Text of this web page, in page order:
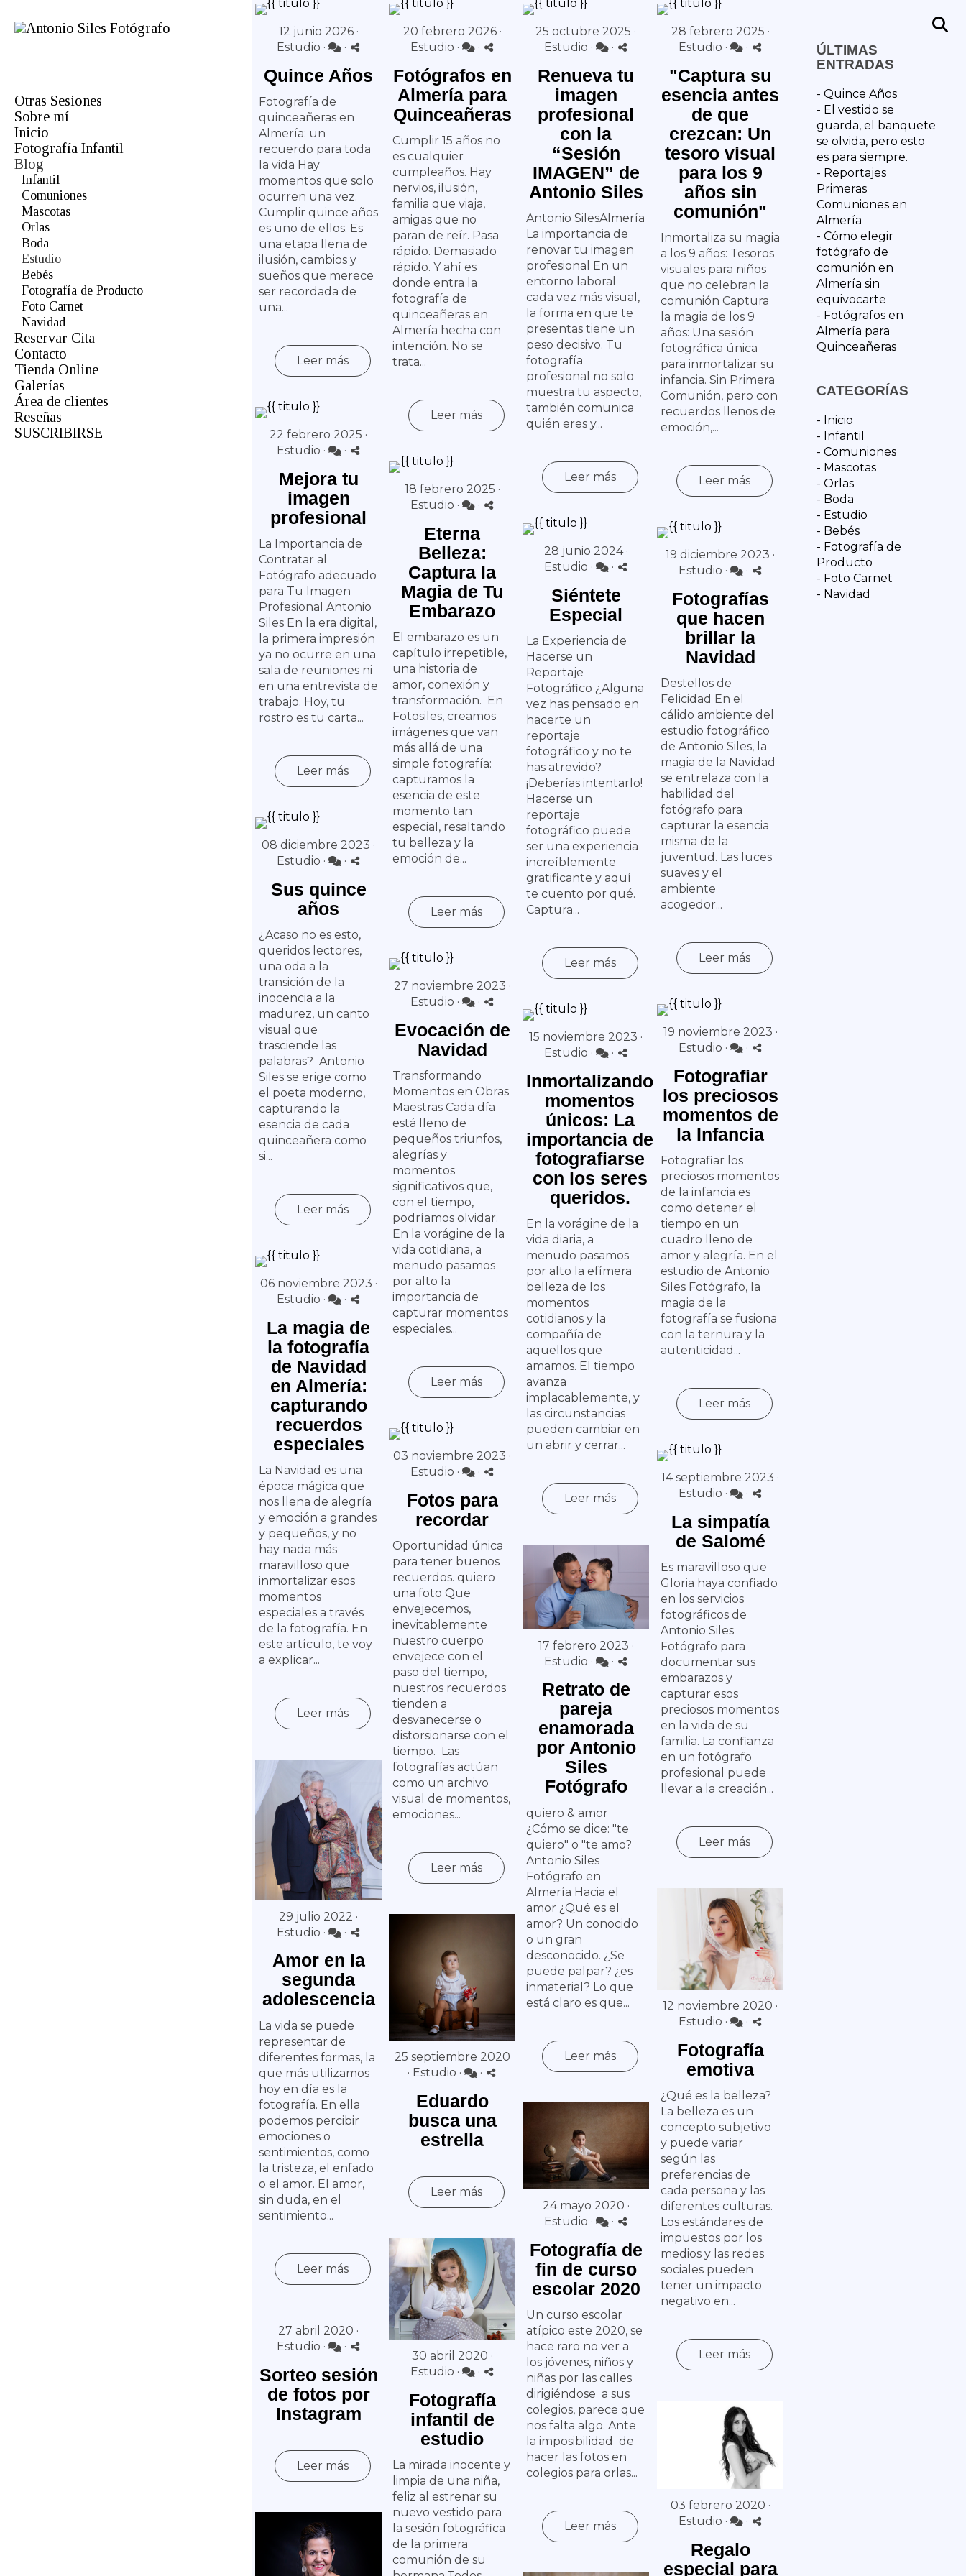
Otras Sesiones
Fotógrafo de comuniones en
Almería
Profesional
Bodas
Sobre mí
Inicio
Fotografía Infantil
Blog
Infantil
Comuniones
Mascotas
Orlas
Boda
Estudio
Bebés
Fotografía de Producto
Foto Carnet
Navidad
Reservar Cita
Contacto
Tienda Online
Galerías
Fotógrafo de Bodas en Almería
Estudio
Fotógrafo de Primeras Comuniones
Área de clientes
Reseñas
SUSCRIBIRSE
12 junio 2026 ·
Estudio · ·
Quince Años
Fotografía de
quinceañeras en
Almería: un
recuerdo para toda
la vida Hay
momentos que solo
ocurren una vez.
Cumplir quince años
es uno de ellos. Es
una etapa llena de
ilusión, cambios y
sueños que merece
ser recordada de
una...
Leer más
20 febrero 2026 ·
Estudio · ·
Fotógrafos en
Almería para
Quinceañeras
Cumplir 15 años no
es cualquier
cumpleaños. Hay
nervios, ilusión,
familia que viaja,
amigas que no
paran de reír. Pasa
rápido. Demasiado
rápido. Y ahí es
donde entra la
fotografía de
quinceañeras en
Almería hecha con
intención. No se
trata...
Leer más
25 octubre 2025 ·
Estudio · ·
Renueva tu
imagen
profesional
con la
“Sesión
IMAGEN” de
Antonio Siles
Antonio SilesAlmería
La importancia de
renovar tu imagen
profesional En un
entorno laboral
cada vez más visual,
la forma en que te
presentas tiene un
peso decisivo. Tu
fotografía
profesional no solo
muestra tu aspecto,
también comunica
quién eres y...
Leer más
28 febrero 2025 ·
Estudio · ·
"Captura su
esencia antes
de que
crezcan: Un
tesoro visual
para los 9
años sin
comunión"
Inmortaliza su magia
a los 9 años: Tesoros
visuales para niños
que no celebran la
comunión Captura
la magia de los 9
años: Una sesión
fotográfica única
para inmortalizar su
infancia. Sin Primera
Comunión, pero con
recuerdos llenos de
emoción,...
Leer más
22 febrero 2025 ·
Estudio · ·
Mejora tu
imagen
profesional
La Importancia de
Contratar al
Fotógrafo adecuado
para Tu Imagen
Profesional Antonio
Siles En la era digital,
la primera impresión
ya no ocurre en una
sala de reuniones ni
en una entrevista de
trabajo. Hoy, tu
rostro es tu carta...
Leer más
18 febrero 2025 ·
Estudio · ·
Eterna
Belleza:
Captura la
Magia de Tu
Embarazo
El embarazo es un
capítulo irrepetible,
una historia de
amor, conexión y
transformación. En
Fotosiles, creamos
imágenes que van
más allá de una
simple fotografía:
capturamos la
esencia de este
momento tan
especial, resaltando
tu belleza y la
emoción de...
Leer más
28 junio 2024 ·
Estudio · ·
Siéntete
Especial
La Experiencia de
Hacerse un
Reportaje
Fotográfico ¿Alguna
vez has pensado en
hacerte un
reportaje
fotográfico y no te
has atrevido?
¡Deberías intentarlo!
Hacerse un
reportaje
fotográfico puede
ser una experiencia
increíblemente
gratificante y aquí
te cuento por qué.
Captura...
Leer más
19 diciembre 2023 ·
Estudio · ·
Fotografías
que hacen
brillar la
Navidad
Destellos de
Felicidad En el
cálido ambiente del
estudio fotográfico
de Antonio Siles, la
magia de la Navidad
se entrelaza con la
habilidad del
fotógrafo para
capturar la esencia
misma de la
juventud. Las luces
suaves y el
ambiente
acogedor...
Leer más
08 diciembre 2023 ·
Estudio · ·
Sus quince
años
¿Acaso no es esto,
queridos lectores,
una oda a la
transición de la
inocencia a la
madurez, un canto
visual que
trasciende las
palabras? Antonio
Siles se erige como
el poeta moderno,
capturando la
esencia de cada
quinceañera como
si...
Leer más
27 noviembre 2023 ·
Estudio · ·
Evocación de
Navidad
Transformando
Momentos en Obras
Maestras Cada día
está lleno de
pequeños triunfos,
alegrías y
momentos
significativos que,
con el tiempo,
podríamos olvidar.
En la vorágine de la
vida cotidiana, a
menudo pasamos
por alto la
importancia de
capturar momentos
especiales...
Leer más
19 noviembre 2023 ·
Estudio · ·
Fotografiar
los preciosos
momentos de
la Infancia
Fotografiar los
preciosos momentos
de la infancia es
como detener el
tiempo en un
cuadro lleno de
amor y alegría. En el
estudio de Antonio
Siles Fotógrafo, la
magia de la
fotografía se fusiona
con la ternura y la
autenticidad...
Leer más
15 noviembre 2023 ·
Estudio · ·
Inmortalizando
momentos
únicos: La
importancia de
fotografiarse
con los seres
queridos.
En la vorágine de la
vida diaria, a
menudo pasamos
por alto la efímera
belleza de los
momentos
cotidianos y la
compañía de
aquellos que
amamos. El tiempo
avanza
implacablemente, y
las circunstancias
pueden cambiar en
un abrir y cerrar...
Leer más
06 noviembre 2023 ·
Estudio · ·
La magia de
la fotografía
de Navidad
en Almería:
capturando
recuerdos
especiales
La Navidad es una
época mágica que
nos llena de alegría
y emoción a grandes
y pequeños, y no
hay nada más
maravilloso que
inmortalizar esos
momentos
especiales a través
de la fotografía. En
este artículo, te voy
a explicar...
Leer más
03 noviembre 2023 ·
Estudio · ·
Fotos para
recordar
Oportunidad única
para tener buenos
recuerdos. quiero
una foto Que
envejecemos,
inevitablemente
nuestro cuerpo
envejece con el
paso del tiempo,
nuestros recuerdos
tienden a
desvanecerse o
distorsionarse con el
tiempo. Las
fotografías actúan
como un archivo
visual de momentos,
emociones...
Leer más
14 septiembre 2023 ·
Estudio · ·
La simpatía
de Salomé
Es maravilloso que
Gloria haya confiado
en los servicios
fotográficos de
Antonio Siles
Fotógrafo para
documentar sus
embarazos y
capturar esos
preciosos momentos
en la vida de su
familia. La confianza
en un fotógrafo
profesional puede
llevar a la creación...
Leer más
17 febrero 2023 ·
Estudio · ·
Retrato de
pareja
enamorada
por Antonio
Siles
Fotógrafo
quiero & amor
¿Cómo se dice: "te
quiero" o "te amo?
Antonio Siles
Fotógrafo en
Almería Hacia el
amor ¿Qué es el
amor? Un conocido
o un gran
desconocido. ¿Se
puede palpar? ¿es
inmaterial? Lo que
está claro es que...
Leer más
29 julio 2022 ·
Estudio · ·
Amor en la
segunda
adolescencia
La vida se puede
representar de
diferentes formas, la
que más utilizamos
hoy en día es la
fotografía. En ella
podemos percibir
emociones o
sentimientos, como
la tristeza, el enfado
o el amor. El amor,
sin duda, en el
sentimiento...
Leer más
12 noviembre 2020 ·
Estudio · ·
Fotografía
emotiva
¿Qué es la belleza?
La belleza es un
concepto subjetivo
y puede variar
según las
preferencias de
cada persona y las
diferentes culturas.
Los estándares de
impuestos por los
medios y las redes
sociales pueden
tener un impacto
negativo en...
Leer más
25 septiembre 2020
· Estudio · ·
Eduardo
busca una
estrella
Leer más
24 mayo 2020 ·
Estudio · ·
Fotografía de
fin de curso
escolar 2020
Un curso escolar
atípico este 2020, se
hace raro no ver a
los jóvenes, niños y
niñas por las calles
dirigiéndose a sus
colegios, parece que
nos falta algo. Ante
la imposibilidad de
hacer las fotos en
colegios para orlas...
Leer más
30 abril 2020 ·
Estudio · ·
Fotografía
infantil de
estudio
La mirada inocente y
limpia de una niña,
feliz al estrenar su
nuevo vestido para
la sesión fotográfica
de la primera
comunión de su
27 abril 2020 ·
Estudio · ·
Sorteo sesión
de fotos por
Instagram
Leer más
03 febrero 2020 ·
Estudio · ·
Regalo
especial para
ÚLTIMAS
ENTRADAS
- Quince Años
- El vestido se
guarda, el banquete
se olvida, pero esto
es para siempre.
- Reportajes
Primeras
Comuniones en
Almería
- Cómo elegir
fotógrafo de
comunión en
Almería sin
equivocarte
- Fotógrafos en
Almería para
Quinceañeras
CATEGORÍAS
- Inicio
- Infantil
- Comuniones
- Mascotas
- Orlas
- Boda
- Estudio
- Bebés
- Fotografía de
Producto
- Foto Carnet
- Navidad